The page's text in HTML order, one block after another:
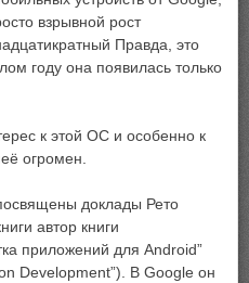
взрывной рост
Правда, это
году она появилась только
к этой ОС и особенно к
огромен.
доклады Рето
автор книги
приложений для Android”
Development”). В Google он